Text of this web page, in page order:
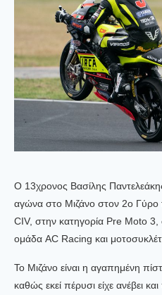
Ο 13χρονος Βασίλης
αγώνα στο Μιζάνο στον 2ο Γύρο
CIV, στην κατηγορία Pre Moto 3,
ομάδα AC Racing και
Το Μιζάνο είναι η αγαπημένη
καθώς εκεί πέρυσι είχε ανέβει